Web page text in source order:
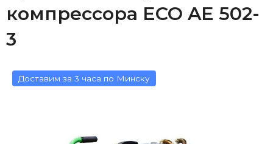
компрессора ECO AE 502-
3
Доставим за 3 часа по Минску